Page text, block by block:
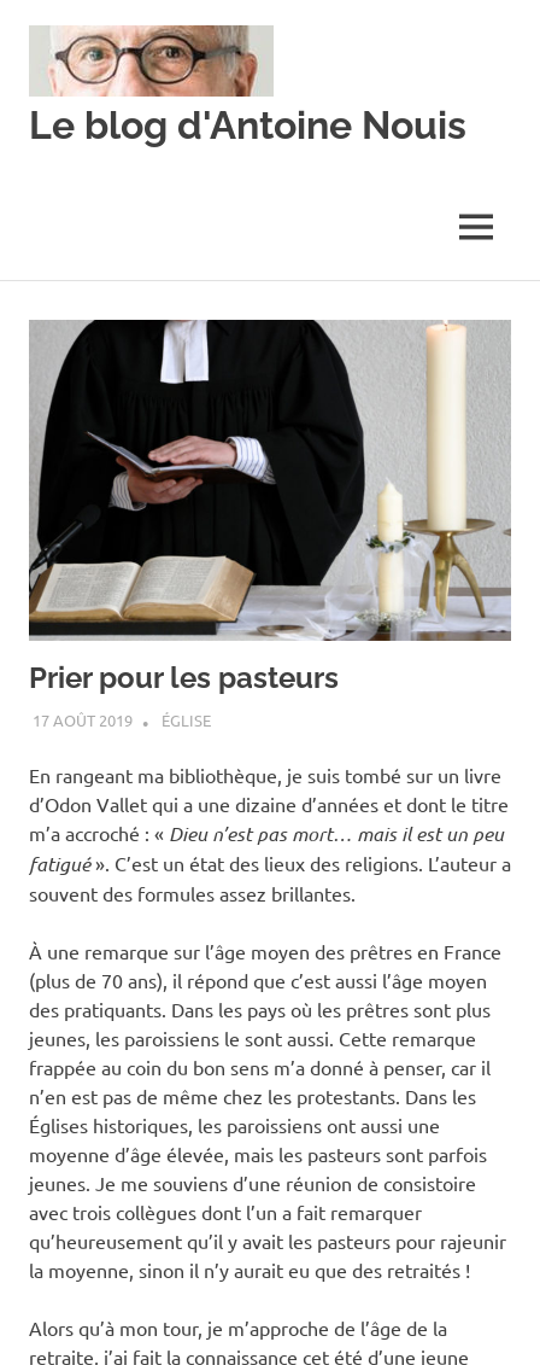
content
Le blog d'Antoine Nouis
MENU
Prier pour les pasteurs
17 AOÛT 2019 ANTOINE NOUIS
ÉGLISE
En rangeant ma bibliothèque, je suis tombé sur un livre
d’Odon Vallet qui a une dizaine d’années et dont le titre
m’a accroché : « Dieu n’est pas mort… mais il est un peu
fatigué». C’est un état des lieux des religions. L’auteur a
souvent des formules assez brillantes.
À une remarque sur l’âge moyen des prêtres en France
(plus de 70 ans), il répond que c’est aussi l’âge moyen
des pratiquants. Dans les pays où les prêtres sont plus
jeunes, les paroissiens le sont aussi. Cette remarque
frappée au coin du bon sens m’a donné à penser, car il
n’en est pas de même chez les protestants. Dans les
Églises historiques, les paroissiens ont aussi une
moyenne d’âge élevée, mais les pasteurs sont parfois
jeunes. Je me souviens d’une réunion de consistoire
avec trois collègues dont l’un a fait remarquer
qu’heureusement qu’il y avait les pasteurs pour rajeunir
la moyenne, sinon il n’y aurait eu que des retraités !
Alors qu’à mon tour, je m’approche de l’âge de la
retraite, j’ai fait la connaissance cet été d’une jeune